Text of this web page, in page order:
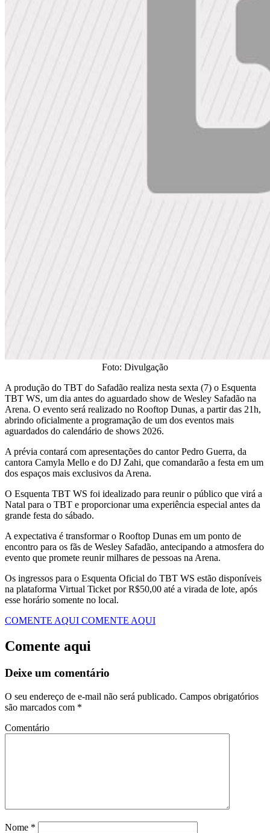
Foto: Divulgação
​A produção do TBT do Safadão realiza nesta sexta (7) o Esquenta
TBT WS, um dia antes do aguardado show de Wesley Safadão na
Arena. O evento será realizado no Rooftop Dunas, a partir das 21h,
abrindo oficialmente a programação de um dos eventos mais
aguardados do calendário de shows 2026.
​A prévia contará com apresentações do cantor Pedro Guerra, da
cantora Camyla Mello e do DJ Zahi, que comandarão a festa em um
dos espaços mais exclusivos da Arena.
​O Esquenta TBT WS foi idealizado para reunir o público que virá a
Natal para o TBT e proporcionar uma experiência especial antes da
grande festa do sábado.
A expectativa é transformar o Rooftop Dunas em um ponto de
encontro para os fãs de Wesley Safadão, antecipando a atmosfera do
evento que promete reunir milhares de pessoas na Arena.
​Os ingressos para o Esquenta Oficial do TBT WS estão disponíveis
na plataforma Virtual Ticket por R$50,00 até a virada de lote, após
esse horário somente no local.
COMENTE AQUI COMENTE AQUI
Comente aqui
Deixe um comentário
O seu endereço de e-mail não será publicado. Campos obrigatórios
são marcados com *
Comentário
Nome *